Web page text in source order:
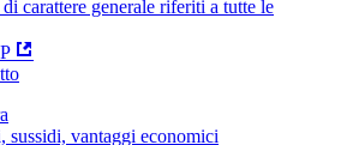
carattere generale riferiti a tutte le
sussidi, vantaggi economici